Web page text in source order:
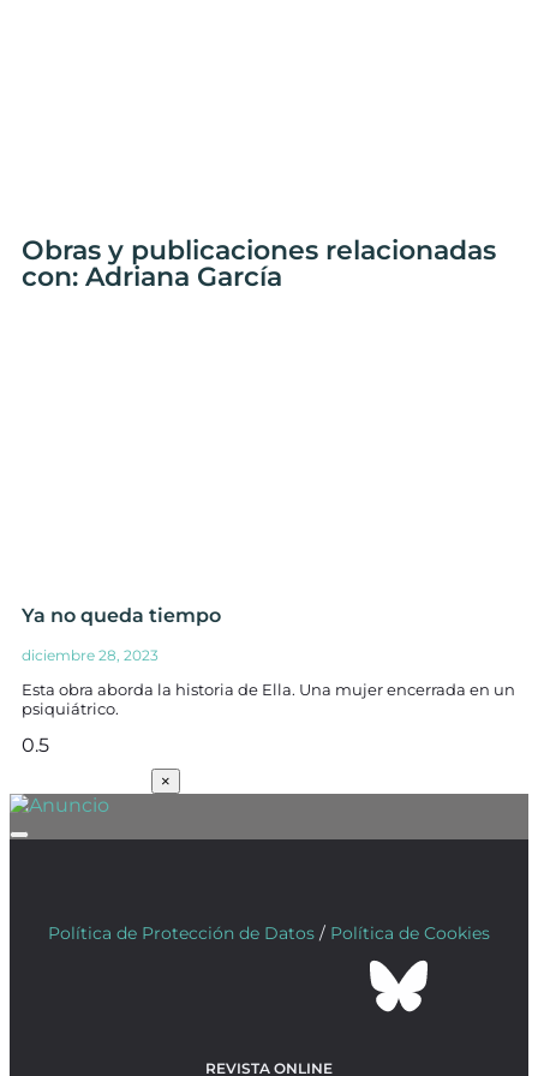
Obras y publicaciones relacionadas
con: Adriana García
Ya no queda tiempo
diciembre 28, 2023
Esta obra aborda la historia de Ella. Una mujer encerrada en un
psiquiátrico.
×
Política de Protección de Datos / Política de Cookies
REVISTA ONLINE